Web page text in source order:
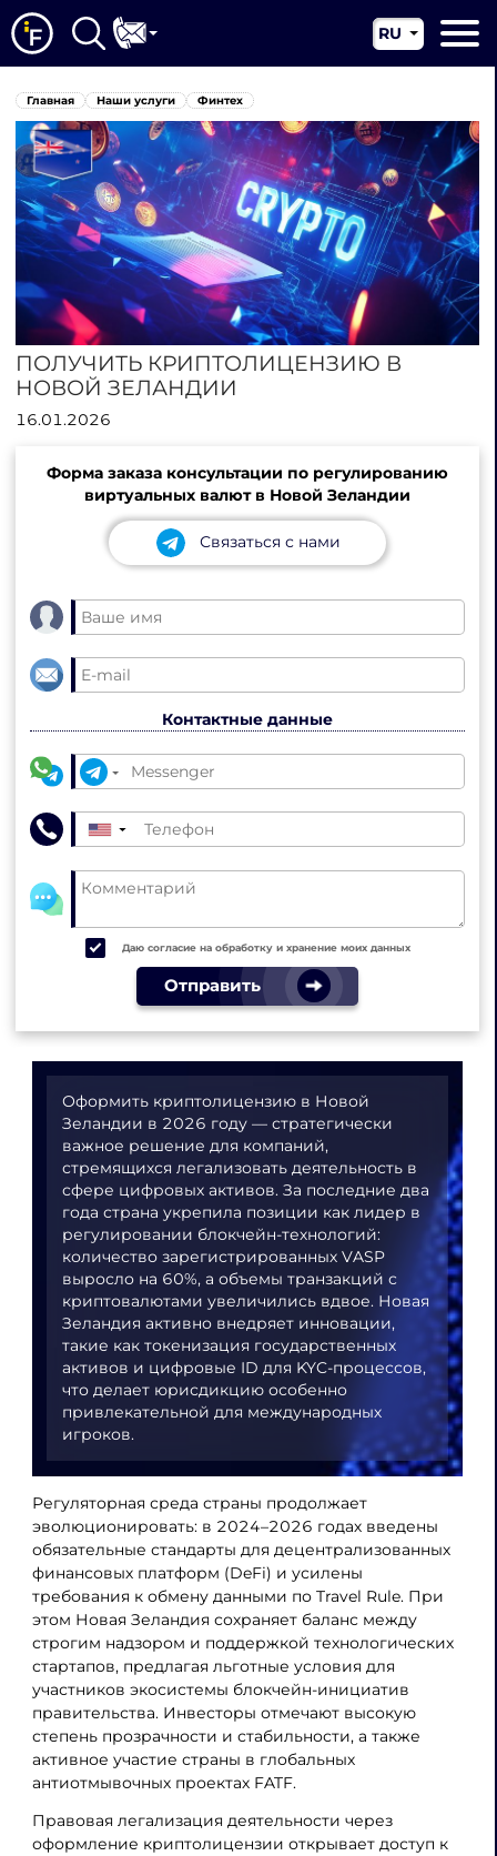
О нас
Наши услуги
Новости
Юрисдикции
Контакты
RU
EN
Главная Наши услуги Финтех
ПОЛУЧИТЬ КРИПТОЛИЦЕНЗИЮ В
НОВОЙ ЗЕЛАНДИИ
16.01.2026
Форма заказа консультации по регулированию
виртуальных валют в Новой Зеландии
Связаться с нами
Контактные данные
▼
Даю согласие на обработку и хранение моих данных
Отправить
Оформить криптолицензию в Новой
Зеландии в 2026 году — стратегически
важное решение для компаний,
стремящихся легализовать деятельность в
сфере цифровых активов. За последние два
года страна укрепила позиции как лидер в
регулировании блокчейн-технологий:
количество зарегистрированных VASP
выросло на 60%, а объемы транзакций с
криптовалютами увеличились вдвое. Новая
Зеландия активно внедряет инновации,
такие как токенизация государственных
активов и цифровые ID для KYC-процессов,
что делает юрисдикцию особенно
привлекательной для международных
игроков.
Регуляторная среда страны продолжает
эволюционировать: в 2024–2026 годах введены
обязательные стандарты для децентрализованных
финансовых платформ (DeFi) и усилены
требования к обмену данными по Travel Rule. При
этом Новая Зеландия сохраняет баланс между
строгим надзором и поддержкой технологических
стартапов, предлагая льготные условия для
участников экосистемы блокчейн-инициатив
правительства. Инвесторы отмечают высокую
степень прозрачности и стабильности, а также
активное участие страны в глобальных
антиотмывочных проектах FATF.
Правовая легализация деятельности через
оформление криптолицензии открывает доступ к